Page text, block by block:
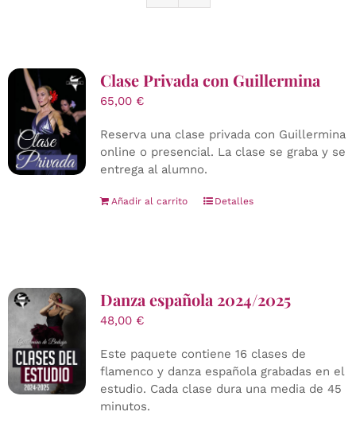
Clase Privada con Guillermina
65,00 €
Reserva una clase privada con Guillermina
online o presencial. La clase se graba y se
entrega al alumno.
Añadir al carrito Detalles
Danza española 2024/2025
48,00 €
Este paquete contiene 16 clases de
flamenco y danza española grabadas en el
estudio. Cada clase dura una media de 45
minutos.